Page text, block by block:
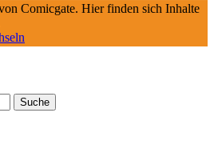
Comicgate. Hier finden sich Inhalte